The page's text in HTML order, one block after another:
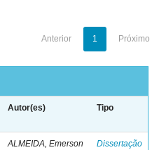
Anterior 1 Próximo
Autor(es) Tipo
ALMEIDA, Emerson
Dissertação